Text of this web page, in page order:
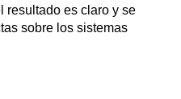
resultado es claro y se
sobre los sistemas